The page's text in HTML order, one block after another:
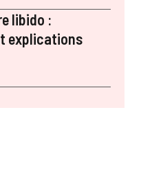
libido :
explications